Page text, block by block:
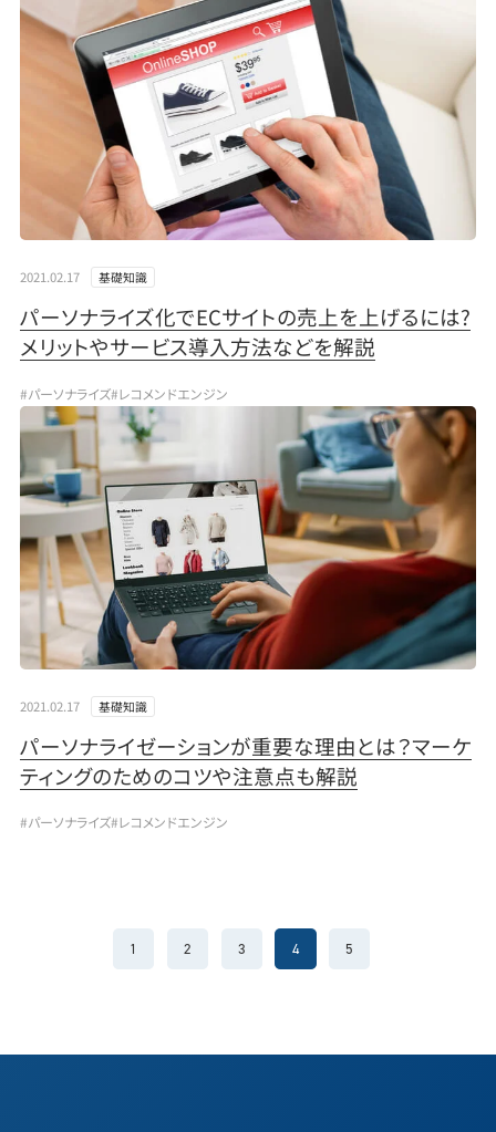
2021.02.17 基礎知識
パーソナライズ化でECサイトの売上を上げるには?
メリットやサービス導入方法などを解説
#パーソナライズ#レコメンドエンジン
2021.02.17 基礎知識
パーソナライゼーションが重要な理由とは？マーケ
ティングのためのコツや注意点も解説
#パーソナライズ#レコメンドエンジン
1 2 3 4 5